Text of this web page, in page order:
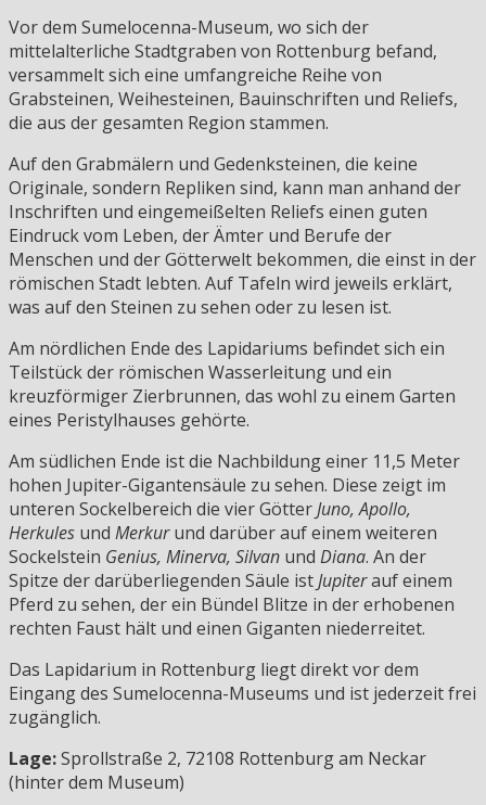
Vor dem Sumelocenna-Museum, wo sich der
mittelalterliche Stadtgraben von Rottenburg befand,
versammelt sich eine umfangreiche Reihe von
Grabsteinen, Weihesteinen, Bauinschriften und Reliefs,
die aus der gesamten Region stammen.
Auf den Grabmälern und Gedenksteinen, die keine
Originale, sondern Repliken sind, kann man anhand der
Inschriften und eingemeißelten Reliefs einen guten
Eindruck vom Leben, der Ämter und Berufe der
Menschen und der Götterwelt bekommen, die einst in der
römischen Stadt lebten. Auf Tafeln wird jeweils erklärt,
was auf den Steinen zu sehen oder zu lesen ist.
Am nördlichen Ende des Lapidariums befindet sich ein
Teilstück der römischen Wasserleitung und ein
kreuzförmiger Zierbrunnen, das wohl zu einem Garten
eines Peristylhauses gehörte.
Am südlichen Ende ist die Nachbildung einer 11,5 Meter
hohen Jupiter-Gigantensäule zu sehen. Diese zeigt im
unteren Sockelbereich die vier GötterJuno, Apollo,
Herkules und Merkurund darüber auf einem weiteren
Sockelstein Genius, Minerva, Silvan und Diana. An der
Spitze der darüberliegenden Säule istJupiterauf einem
Pferd zu sehen, der ein Bündel Blitze in der erhobenen
rechten Faust hält und einen Giganten niederreitet.
Das Lapidarium in Rottenburg liegt direkt vor dem
Eingang des Sumelocenna-Museums und ist jederzeit frei
zugänglich.
Lage:Sprollstraße 2, 72108 Rottenburg am Neckar
(hinter dem Museum)